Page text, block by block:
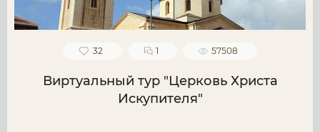
32 1 57508
Виртуальный тур "Церковь Христа
Искупителя"